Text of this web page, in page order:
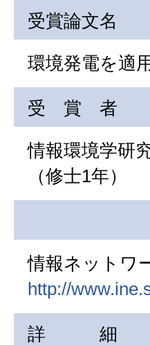
受賞論文名
環境発電を適
受 賞 者
情報環境学研
（修士1年）
情報ネットワ
http://
詳 細